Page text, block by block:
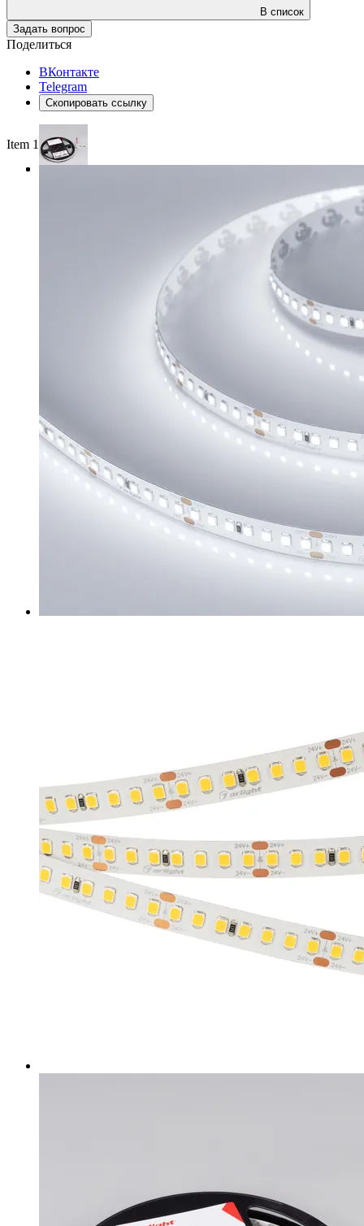
В список
Задать вопрос
Поделиться
ВКонтакте
Telegram
Скопировать ссылку
Item 1 of 3